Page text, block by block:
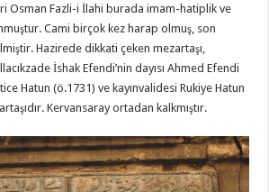
Osman Fazli-i İlahi burada imam-hatiplik ve
Cami birçok kez harap olmuş, son
Hazirede dikkati çeken mezartaşı,
İshak Efendi’nin dayısı Ahmed Efendi
Hatun (ö.1731) ve kayınvalidesi Rukiye Hatun
Kervansaray ortadan kalkmıştır.